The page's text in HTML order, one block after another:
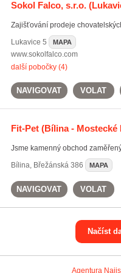
Sokol Falco, s.r.o.
Zajišťování prodeje
Lukavice 5 MAPA
www.sokolfalco.com
další pobočky (4)
NAVIGOVAT VOLAT
Fit-Pet(Bílina - Mostecké
Jsme kamenný obchod
Bílina, Břežánská 386 MAPA
NAVIGOVAT VOLAT
Načíst
Agentura